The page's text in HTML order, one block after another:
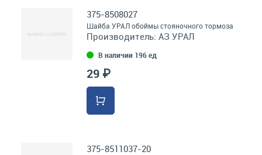
375-8508027
Шайба УРАЛ обоймы стояночного тормоза
Производитель: АЗ УРАЛ
В наличии 196 ед
29 ₽
375-8511037-20